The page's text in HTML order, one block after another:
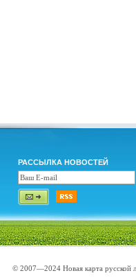
РАССЫЛКА НОВОСТЕЙ
© 2007—2024 Новая карта русской